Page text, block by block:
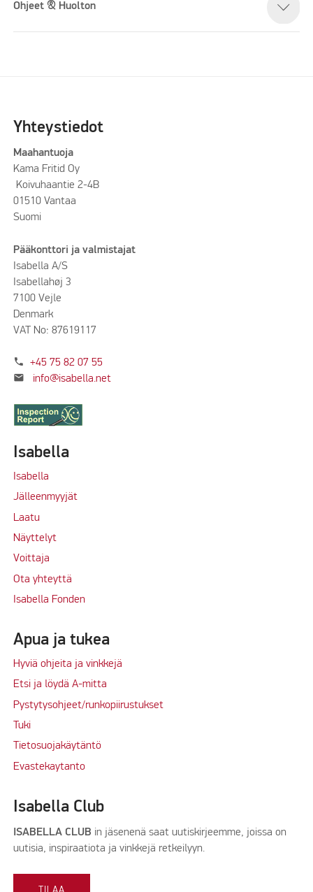
Ohjeet & Huolton
Yhteystiedot
Maahantuoja
Kama Fritid Oy
Koivuhaantie 2-4B
01510 Vantaa
Suomi
Pääkonttori ja valmistajat
Isabella A/S
Isabellahøj 3
7100 Vejle
Denmark
VAT No: 87619117
phone +45 75 82 07 55
mail info@isabella.net
Isabella
Isabella
Jälleenmyyjät
Laatu
Näyttelyt
Voittaja
Ota yhteyttä
Isabella Fonden
Apua ja tukea
Hyviä ohjeita ja vinkkejä
Etsi ja löydä A-mitta
Pystytysohjeet/runkopiirustukset
Tuki
Tietosuojakäytäntö
Evastekaytanto
Isabella Club
ISABELLA CLUB in jäsenenä saat uutiskirjeemme, joissa on
uutisia, inspiraatiota ja vinkkejä retkeilyyn.